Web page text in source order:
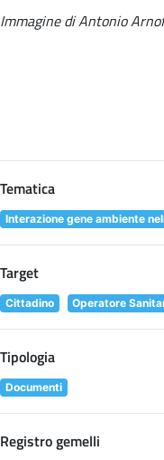
Immagine di Antonio
Tematica
Interazione gene ambiente
Target
Cittadino Operatore
Tipologia
Documenti
Registro gemelli